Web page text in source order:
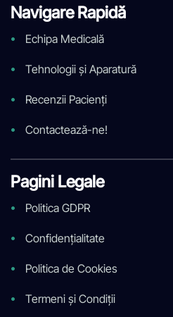
Navigare Rapidă
Echipa Medicală
Tehnologii și Aparatură
Recenzii Pacienți
Contactează-ne!
Pagini Legale
Politica GDPR
Confidențialitate
Politica de Cookies
Termeni și Condiții